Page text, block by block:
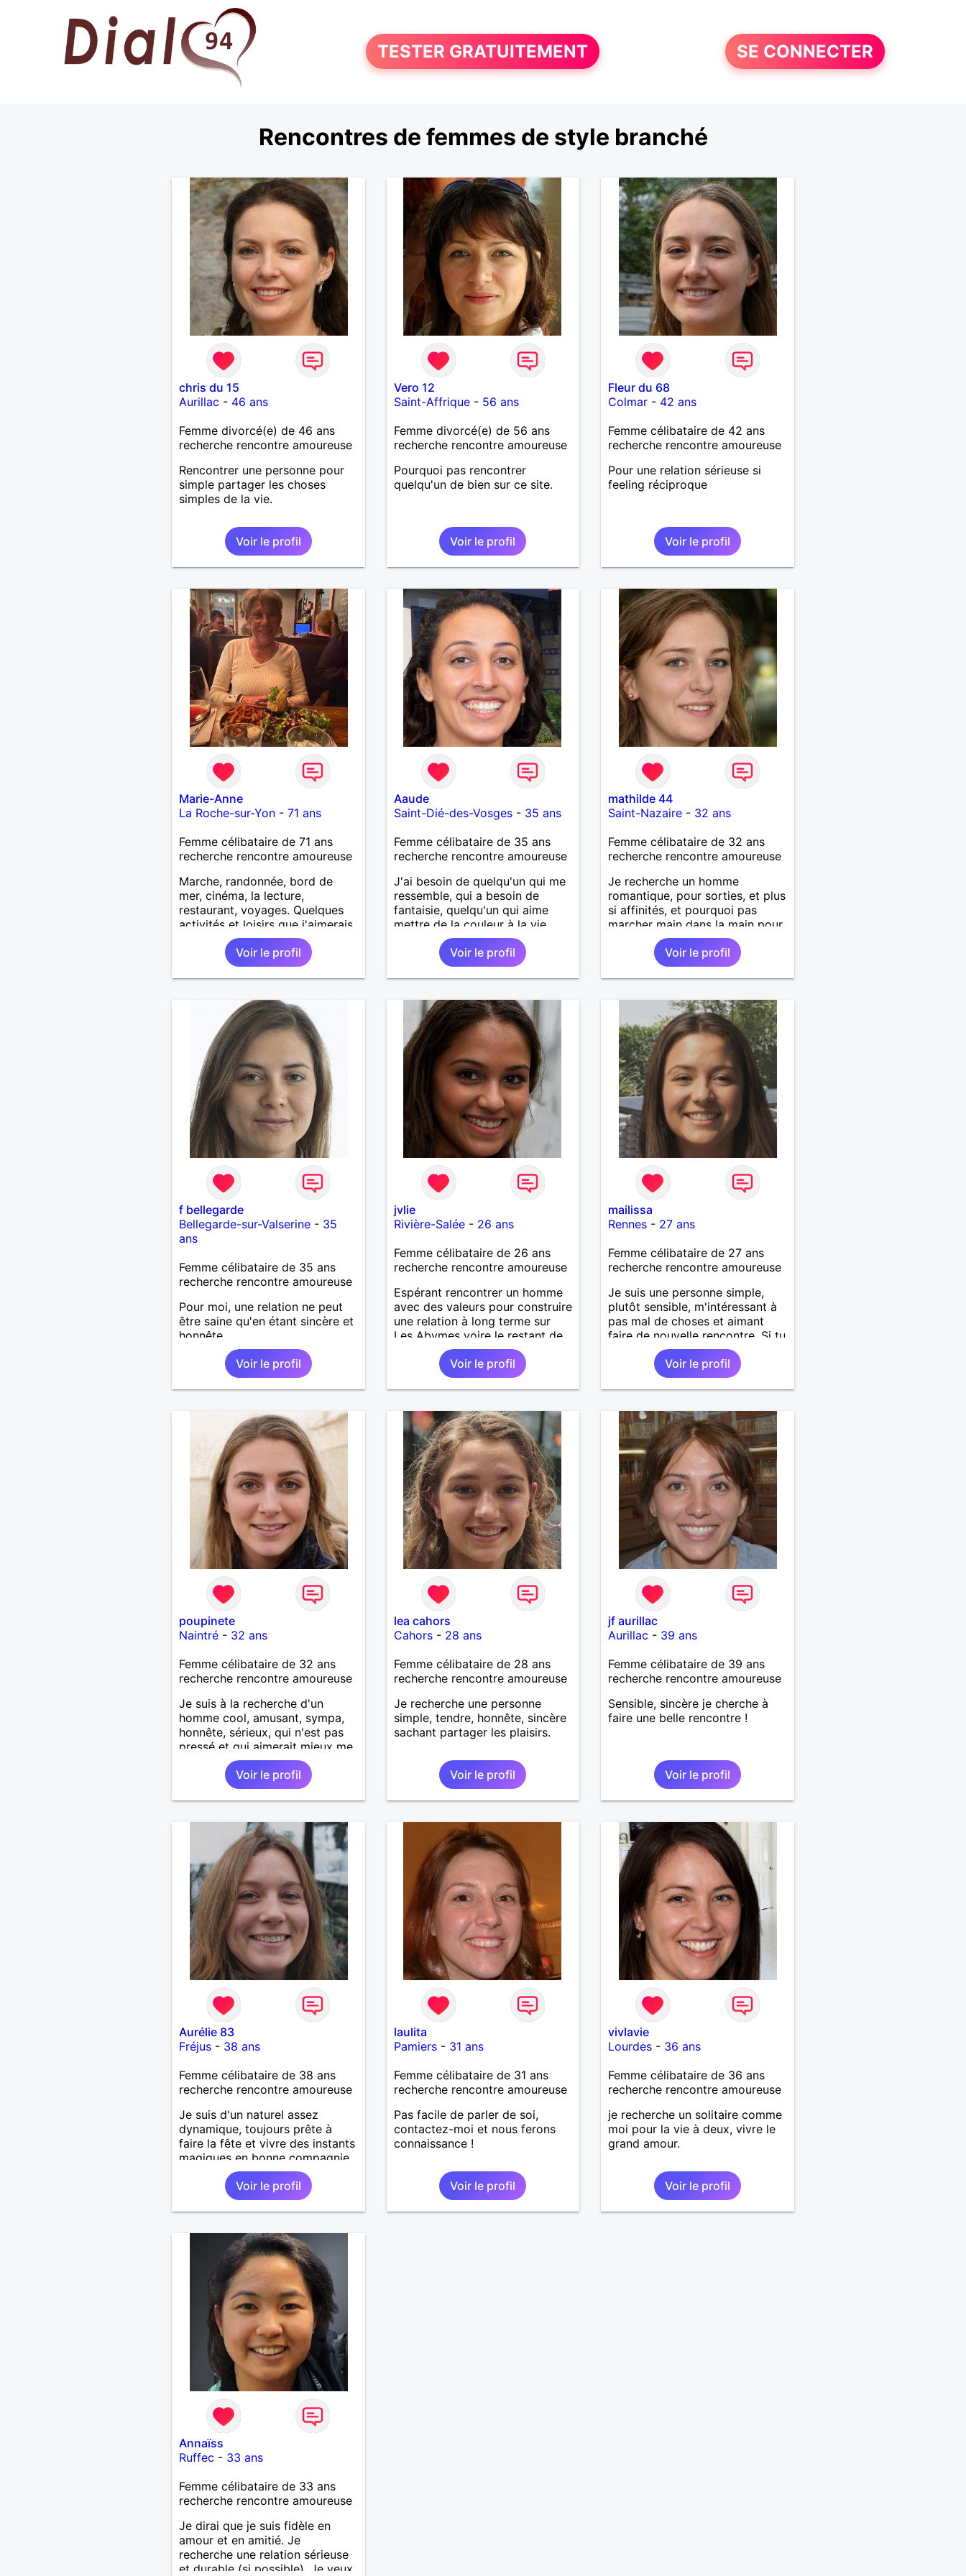
TESTER GRATUITEMENT SE CONNECTER
Rencontres de femmes de style branché
chris du 15
Aurillac - 46 ans
Femme divorcé(e) de 46 ans
recherche rencontre amoureuse
Rencontrer une personne pour
simple partager les choses
simples de la vie.
Voir le profil
Vero 12
Saint-Affrique- 56 ans
Femme divorcé(e) de 56 ans
recherche rencontre amoureuse
Pourquoi pas rencontrer
quelqu'un de bien sur ce site.
Voir le profil
Fleur du 68
Colmar - 42 ans
Femme célibataire de 42 ans
recherche rencontre amoureuse
Pour une relation sérieuse si
feeling réciproque
Voir le profil
Marie-Anne
La Roche-sur-Yon- 71 ans
Femme célibataire de 71 ans
recherche rencontre amoureuse
Marche, randonnée, bord de
mer, cinéma, la lecture,
restaurant, voyages. Quelques
activités et loisirs que j'aimerais
partager ainsi que les vôtres.
Recevoir mes enfants, mes
petits-enfants et mes amis.
Bénévolat auprès des enfants à
indépendant... Se rencontrer,
être à l’écoute, échanger avec
une personne de confiance,
pour une vie de partage, de
tendresse. Les voyages et où
randonnées en France ou à
l'étranger à deux en dehors des
sentiers battus me raviraient. Je
m'engage à répondre à votre
message. Au plaisir de vous lire.
Voir le profil
Aaude
Saint-Dié-des-Vosges- 35 ans
Femme célibataire de 35 ans
recherche rencontre amoureuse
J'ai besoin de quelqu'un qui me
ressemble, qui a besoin de
fantaisie, quelqu'un qui aime
mettre de la couleur à la vie.
Voir le profil
mathilde 44
Saint-Nazaire - 32 ans
Femme célibataire de 32 ans
recherche rencontre amoureuse
Je recherche un homme
romantique, pour sorties, et plus
si affinités, et pourquoi pas
marcher main dans la main pour
faire un bout de chemin
ensemble.
Voir le profil
f bellegarde
Bellegarde-sur-Valserine- 35
ans
Femme célibataire de 35 ans
recherche rencontre amoureuse
Pour moi, une relation ne peut
être saine qu'en étant sincère et
honnête.
Voir le profil
jvlie
Rivière-Salée- 26 ans
Femme célibataire de 26 ans
recherche rencontre amoureuse
Espérant rencontrer un homme
avec des valeurs pour construire
une relation à long terme sur
Les Abymes voire le restant de
la Guadeloupe.
Voir le profil
mailissa
Rennes - 27 ans
Femme célibataire de 27 ans
recherche rencontre amoureuse
Je suis une personne simple,
plutôt sensible, m'intéressant à
pas mal de choses et aimant
faire de nouvelle rencontre. Si tu
cherches juste quelqu'un avec
ses défauts et ses qualités alors
pourquoi ne pas faire
connaissance?
Voir le profil
poupinete
Naintré- 32 ans
Femme célibataire de 32 ans
recherche rencontre amoureuse
Je suis à la recherche d'un
homme cool, amusant, sympa,
honnête, sérieux, qui n'est pas
pressé et qui aimerait mieux me
connaitre. J'aime les personnes
qui sont simples, affectueuses
avec un grand coeur.
Voir le profil
lea cahors
Cahors- 28 ans
Femme célibataire de 28 ans
recherche rencontre amoureuse
Je recherche une personne
simple, tendre, honnête, sincère
sachant partager les plaisirs.
Voir le profil
jf aurillac
Aurillac - 39 ans
Femme célibataire de 39 ans
recherche rencontre amoureuse
Sensible, sincère je cherche à
faire une belle rencontre !
Voir le profil
Aurélie 83
Fréjus- 38 ans
Femme célibataire de 38 ans
recherche rencontre amoureuse
Je suis d'un naturel assez
dynamique, toujours prête à
faire la fête et vivre des instants
magiques en bonne compagnie,
ciné, resto, bar-pub, ou une
bonne soirée en duo.
Voir le profil
laulita
Pamiers- 31 ans
Femme célibataire de 31 ans
recherche rencontre amoureuse
Pas facile de parler de soi,
contactez-moi et nous ferons
connaissance !
Voir le profil
vivlavie
Lourdes - 36 ans
Femme célibataire de 36 ans
recherche rencontre amoureuse
je recherche un solitaire comme
moi pour la vie à deux, vivre le
grand amour.
Voir le profil
Annaïss
Ruffec - 33 ans
Femme célibataire de 33 ans
recherche rencontre amoureuse
Je dirai que je suis fidèle en
amour et en amitié. Je
recherche une relation sérieuse
et durable (si possible). Je veux